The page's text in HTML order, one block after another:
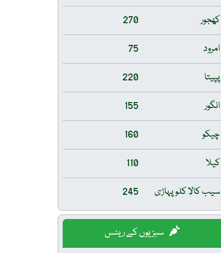
کھجور
270
امرود
75
پپیتا
220
انگور
155
چیکو
160
کیلا
110
سیب کالا کلو پہاڑی
245
سبزیوں کے ریٹس